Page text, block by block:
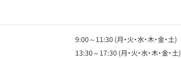
9:00～11:30 (月・火・水・木・金・土)
13:30～17:30 (月・火・水・木・金・土)